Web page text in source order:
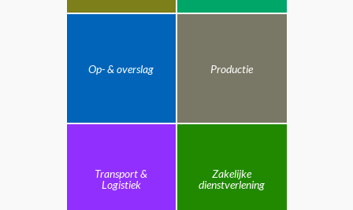
Op- & overslag Productie
Transport &
Logistiek
Zakelijke
dienstverlening